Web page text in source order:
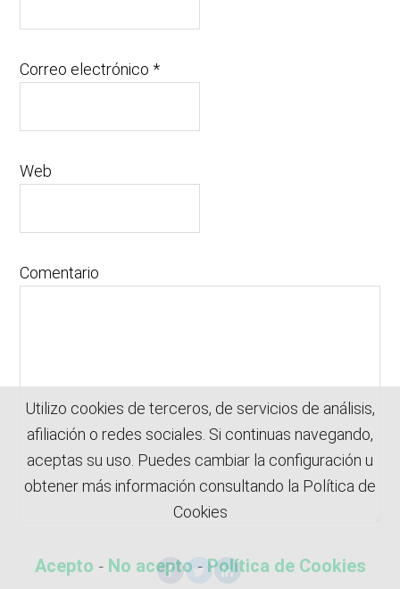
Correo electrónico*
Web
Comentario
Acepto la política de privacidad.
Utilizo cookies de terceros, de servicios de análisis,
afiliación o redes sociales. Si continuas navegando,
aceptas su uso. Puedes cambiar la configuración u
obtener más información consultando la Política de
Cookies
Acepto - No acepto - Política de Cookies